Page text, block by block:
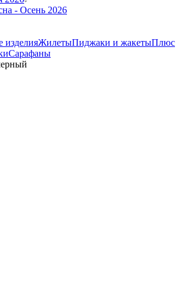
- Осень 2026
изделияЖилетыПиджаки и жакетыПлюс
Сарафаны